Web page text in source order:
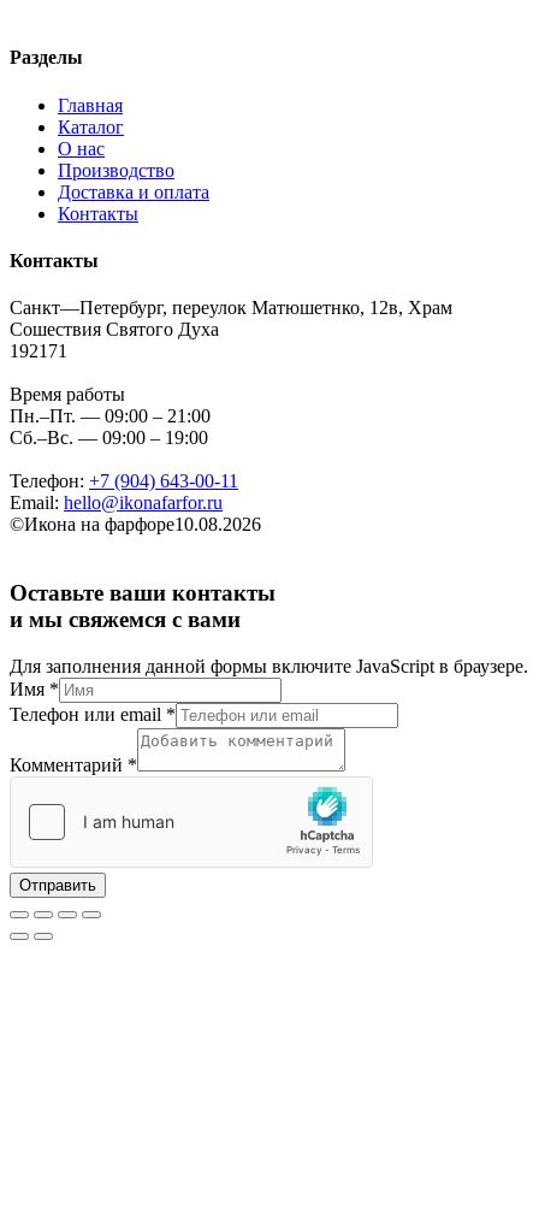
Разделы
Главная
Каталог
О нас
Производство
Доставка и оплата
Контакты
Контакты
Санкт—Петербург, переулок Матюшетнко, 12в, Храм
Сошествия Святого Духа
192171
Время работы
Пн.–Пт. — 09:00 – 21:00
Сб.–Вс. — 09:00 – 19:00
Телефон: +7 (904) 643-00-11
Email: hello@ikonafarfor.ru
©Икона на фарфоре10.08.2026
Оставьте ваши контакты
и мы свяжемся с вами
Для заполнения данной формы включите JavaScript в браузере.
Имя *
Телефон или email *
Комментарий *
Отправить